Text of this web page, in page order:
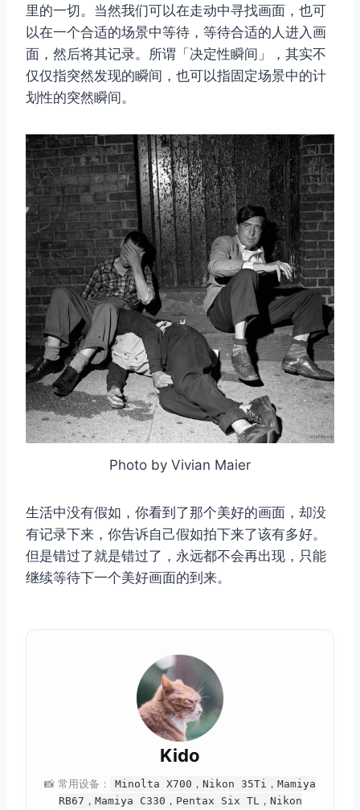
里的一切。当然我们可以在走动中寻找画面，也可
以在一个合适的场景中等待，等待合适的人进入画
面，然后将其记录。所谓「决定性瞬间」，其实不
仅仅指突然发现的瞬间，也可以指固定场景中的计
划性的突然瞬间。
Photo by Vivian Maier
生活中没有假如，你看到了那个美好的画面，却没
有记录下来，你告诉自己假如拍下来了该有多好。
但是错过了就是错过了，永远都不会再出现，只能
继续等待下一个美好画面的到来。
Kido
📸 常用设备：
Minolta X700，Nikon 35Ti，Mamiya
RB67，Mamiya C330，Pentax Six TL，Nikon
取消